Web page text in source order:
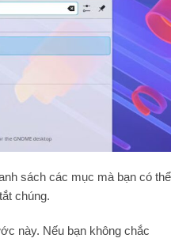
sách các mục mà bạn có thể
chúng.
này. Nếu bạn không chắc